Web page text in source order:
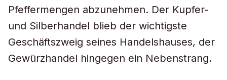
Pfeffermengen abzunehmen. Der Kupfer-
und Silberhandel blieb der wichtigste
Geschäftszweig seines Handelshauses, der
Gewürzhandel hingegen ein Nebenstrang.